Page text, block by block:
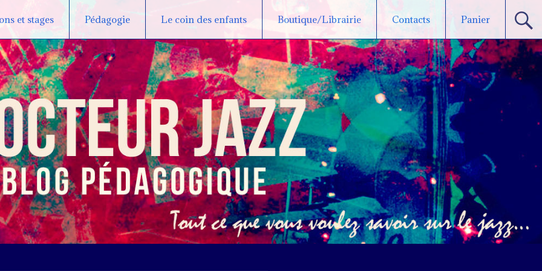
et stages Pédagogie Le coin des enfants Boutique/Librairie Contacts Panier